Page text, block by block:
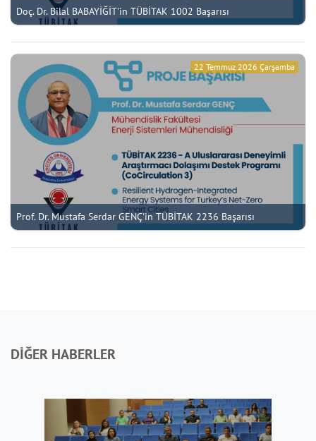
Doç. Dr. Bilal BABAYİĞİT'in TÜBİTAK 1002 Başarısı
Prof. Dr. Mustafa Serdar GENÇ'in TÜBİTAK 2236 Başarısı
22 Temmuz 2026 Çarşamba
DİĞER HABERLER